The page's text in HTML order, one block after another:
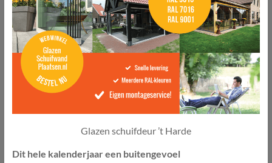
Glazen schuifdeur ’t Harde
Dit hele kalenderjaar een buitengevoel